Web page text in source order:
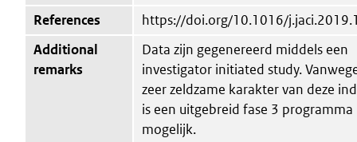
References
https://doi.org/10.1016/
Additional
remarks
Data zijn gegenereerd middels een
investigator initiated study.
zeer zeldzame karakter van deze
is een uitgebreid fase 3
mogelijk.